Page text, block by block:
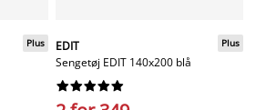
Plus
EDIT
Sengetøj EDIT 140x200 blå
Plus





